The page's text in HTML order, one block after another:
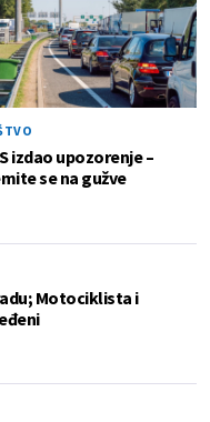
izdao upozorenje –
se na gužve
Motociklista i